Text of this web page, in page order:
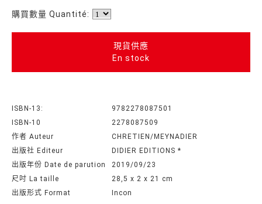
購買數量 Quantité:
現貨供應
En stock
ISBN-13:
9782278087501
ISBN-10
2278087509
作者 Auteur
CHRETIEN/MEYNADIER
出版社 Editeur
DIDIER EDITIONS *
出版年份 Date de parution
2019/09/23
尺吋 La taille
28,5 x 2 x 21 cm
出版形式 Format
Incon